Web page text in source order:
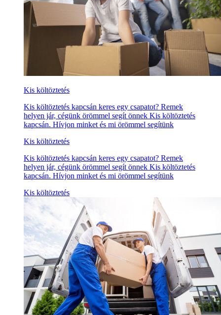
Kis költöztetés
Kis költöztetés kapcsán keres egy csapatot? Remek
helyen jár, cégünk örömmel segít önnek Kis költöztetés
kapcsán. Hívjon minket és mi örömmel segítünk
Kis költöztetés
Kis költöztetés kapcsán keres egy csapatot? Remek
helyen jár, cégünk örömmel segít önnek Kis költöztetés
kapcsán. Hívjon minket és mi örömmel segítünk
Kis költöztetés